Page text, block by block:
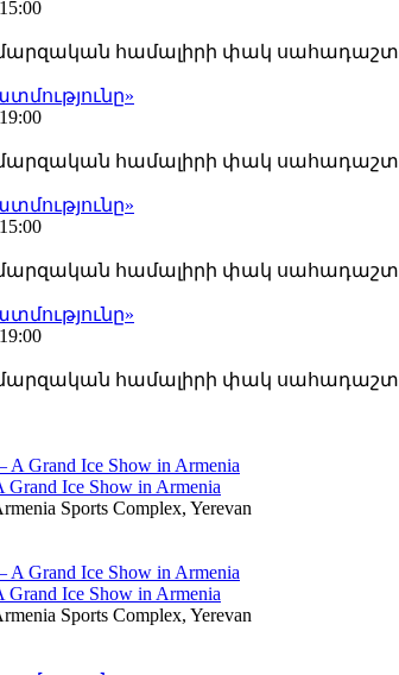
համալիրի փակ սահադաշտ
համալիրի փակ սահադաշտ
համալիրի փակ սահադաշտ
համալիրի փակ սահադաշտ
Ice Show in Armenia
Sports Complex, Yerevan
Ice Show in Armenia
Sports Complex, Yerevan